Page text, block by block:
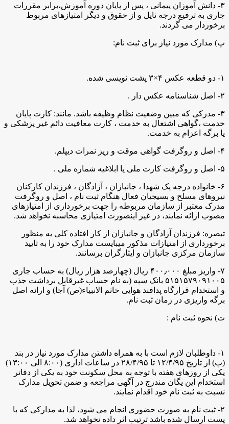
۳- دانش آموزان پیمانی ، پس از پایان دوره آموزش،برابر مقررات
جاری به ترفیع درجه نایل و از حقوق و دیگر امتیازهای مربوط
برخوردار می گردند.
پ) مدارک مورد نیاز برای ثبت نام:
۱- دو قطعه عکس ۴×۳ پشت نویسی شده.
۲- اصل شناسنامه عکس دار .
۳- مدرکی که مبین وضعیت نظام وظیفه باشد. مانند: کارت پایان
خدمت ،گواهی اشتغال به خدمت ، کارت معافیت دائم غیر پزشکی و
یا برگه اعزام به خدمت.
۴- اصل و روگرفت گواهی موقت و ریز نمرات دیپلم.
۵- اصل و روگرفت کارت ملی یا ابلاغیه شماره ملی .
۶- خانواده درجه یک شهدا ، جانبازان ، آزادگان ، فرزندان کارکنان
نیروهای مسلح و بسیجیان فعال هنگام ثبت نام ، اصل و روگرفت
مدرک معتبر از سازمان مربوطه را جهت برخورداری از امتیازهای
مصوب ارائه نمایند، در غیر اینصورت امتیازی محاسبه نخواهد شد.
تبصره: فرزندان آزادگان و جانبازان از کار افتاده کلی به منظور
برخورداری از امتیازات مذکور میبایست مدارک خود را به تایید
سازمان مرکزی جانبازان و ایثارگران برسانند.
۷- واریز مبلغ ۴۰۰٫۰۰۰ ریال (چهارصد هزار ریال) به حساب جاری
۵۱۵۱۵۷۹۰۹۱۰۰۵ بانک سپه (به نام حساب غیرقابل برداشت جذب
و استخدام قرارگاه پدافند هوایی خاتم الانبیاء(ص) آجا) و ارائه اصل
برگه واریزی در زمان ثبت نام.
ت) نحوه ثبت نام :
۱- داوطلبان لازم است با به همراه داشتن مدارک مورد نیاز در بند
(پ) از تاریخ ۱۲/۴/۹۵ تا ۲۸/۴/۹۵ در ساعات اداری (۸:۰۰ الی ۱۳:۰۰)
یکی از روزهای هفته با توجه به محل سکونت خود به یکی از دفاتر
استخدام این یگان مندرج در آگهی مراجعه و ضمن تحویل مدارک
نسبت به ثبت نام خود اقدام نمایند.
۲- ثبت نام به صورت حضوری انجام می شود، لذا به مدارکی که با
پست ارسال شده باشد ترتیب اثر داده نخواهد شد.